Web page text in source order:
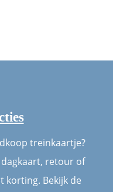
treinkaartje?
retour of
korting. Bekijk de